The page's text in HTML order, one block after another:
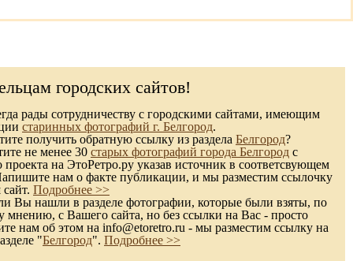
городских сайтов!
рады сотрудничеству с городскими сайтами, имеющим
старинных фотографий г. Белгород.
получить обратную ссылку из раздела Белгород?
не менее 30 старых фотографий города Белгород с
на ЭтоРетро.ру указав источник в соответсвующем
нам о факте публикации, и мы разместим ссылочку
Подробнее >>
Вы нашли в разделе фотографии, которые были взяты, по
мнению, с Вашего сайта, но без ссылки на Вас - просто
нам об этом на info@etoretro.ru - мы разместим ссылку на
"Белгород". Подробнее >>